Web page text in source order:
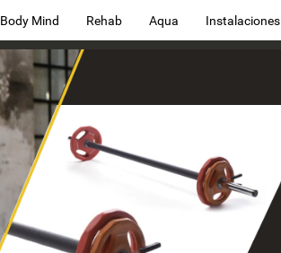
Body Mind Rehab Aqua Instalaciones